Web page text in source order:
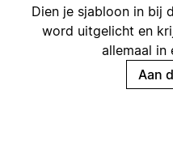
Dien je sjabloon in bij
word uitgelicht en
allemaal in
Aan